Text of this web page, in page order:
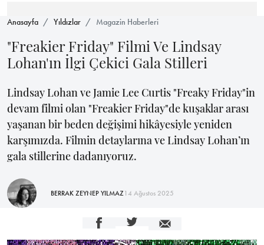
Anasayfa Yıldızlar Magazin Haberleri
"Freakier Friday" Filmi Ve Lindsay
Lohan'ın İlgi Çekici Gala Stilleri
Lindsay Lohan ve Jamie Lee Curtis "Freaky Friday"in
devam filmi olan "Freakier Friday"de kuşaklar arası
yaşanan bir beden değişimi hikâyesiyle yeniden
karşımızda. Filmin detaylarına ve Lindsay Lohan’ın
gala stillerine dadanıyoruz.
BERRAK ZEYNEP YILMAZ14 Ağustos 2025